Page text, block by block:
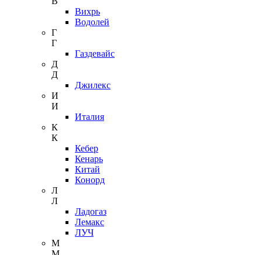
Вихрь
Водолей
Г
Г
Газдевайс
Д
Д
Джилекс
И
И
Италия
К
К
Кебер
Кенарь
Китай
Конорд
Л
Л
Ладогаз
Лемакс
ЛУЧ
М